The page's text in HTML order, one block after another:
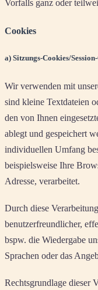
Vorfalls ganz oder
Cookies
a) Sitzungs-Cookies/
Wir verwenden mit
sind kleine Textdateien
den von Ihnen
ablegt und gespeichert
individuellen Umfang
beispielsweise Ihre
Adresse, verarbeitet.
Durch diese
benutzerfreundlicher,
bspw. die Wiedergabe
Sprachen oder das
Rechtsgrundlage dieser